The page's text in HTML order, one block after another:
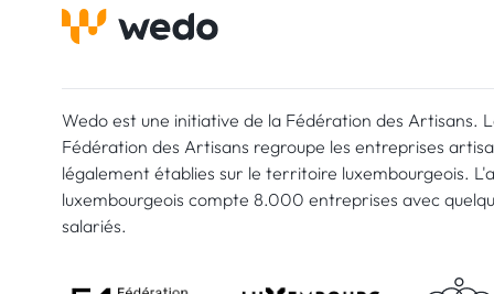
Wedo est une initiative de la Fédération des Artisans.
Fédération des Artisans regroupe les entreprises
légalement établies sur le territoire luxembourgeois.
luxembourgeois compte 8.000 entreprises avec
salariés.